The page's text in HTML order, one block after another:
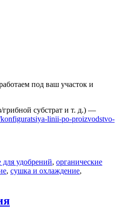
под ваш участок и
субстрат и т. д.) —
linii-po-proizvodstvo-
для удобрений, органические
, сушка и охлаждение,